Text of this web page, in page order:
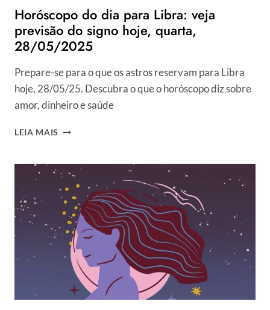
Horóscopo do dia para Libra: veja
previsão do signo hoje, quarta,
28/05/2025
Prepare-se para o que os astros reservam para Libra
hoje, 28/05/25. Descubra o que o horóscopo diz sobre
amor, dinheiro e saúde
LEIA MAIS HORÓSCOPO
PARA
LIBRA:
VEJA
PREVISÃO
DO
SIGNO
HOJE,
QUARTA,
28/05/2025